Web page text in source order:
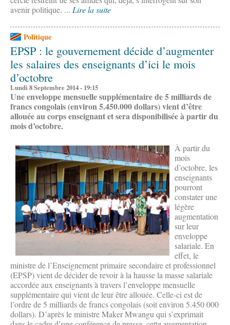
avenir politique. ... Lire la suite
Politique
EPSP : le gouvernement décide d’augmenter
les salaires des enseignants d’ici le mois
d’octobre
Lundi 8 Septembre 2014 - 19:15
Une enveloppe mensuelle supplémentaire de 5 milliards de
francs congolais (environ 5.450.000 dollars) vient d’être
allouée au corps enseignant et sera disponibilisée à partir du
mois d’octobre.
À partir du
mois
d’octobre, les
enseignants
pourront
constater une
légère
augmentation
sur leur
enveloppe
salariale. En
effet, le
ministre de l’Enseignement primaire secondaire et professionnel
(EPSP) vient de décider de revoir à la hausse la masse salariale
accordée aux enseignants à travers l’enveloppe mensuelle
supplémentaire qui vient de leur être allouée. Celle-ci est de
l’ordre de 5 milliards de francs congolais (soit environ 5.450 000
dollars). D’après le ministre Maker Mwangu qui s’exprimait